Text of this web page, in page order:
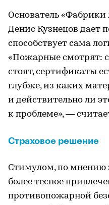
Основатель
Денис Кузнецов дает
способствует сама
«Пожарные смотрят:
стоят, сертификаты
глубже, из каких
и действительно ли
к проблеме», —
Страховое решение
Стимулом, по мнению
более тесное
противопожарной